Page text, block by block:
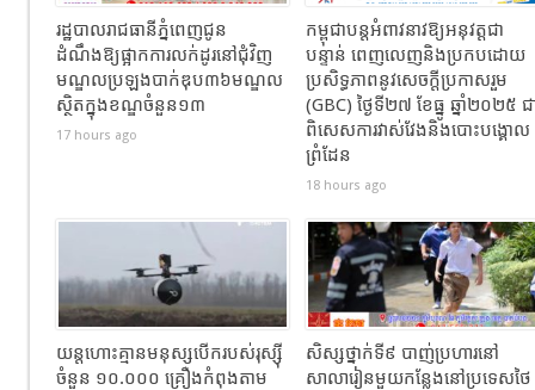
រដ្ឋបាលរាជធានីភ្នំពេញជូន
ដំណឹងឱ្យផ្អាកការលក់ដូរនៅជុំវិញ
មណ្ឌលប្រឡងបាក់ឌុប៣៦មណ្ឌល
ស្ថិតក្នុងខណ្ឌចំនួន១៣
17 hours ago
កម្ពុជាបន្តអំពាវនាវឱ្យអនុវត្តជា
បន្ទាន់ ពេញលេញនិងប្រកបដោយ
ប្រសិទ្ធភាពនូវសេចក្តីប្រកាសរួម
(GBC) ថ្ងៃទី២៧ ខែធ្នូ ឆ្នាំ២០២៥ ជ
ពិសេសការវាស់វែងនិងបោះបង្គោល
ព្រំដែន
18 hours ago
យន្តហោះគ្មានមនុស្សបើករបស់រុស្ស៊ី
ចំនួន ១០.០០០ គ្រឿងកំពុងតាម
សិស្សថ្នាក់ទី៩ បាញ់ប្រហារនៅ
សាលារៀនមួយកន្លែងនៅប្រទេសថៃ